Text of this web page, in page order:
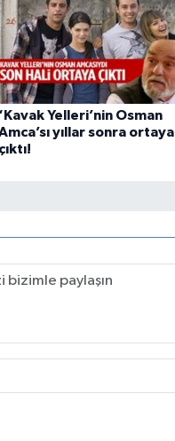
‘Kavak Yelleri’nin Osman
yıllar sonra ortaya
çıktı!